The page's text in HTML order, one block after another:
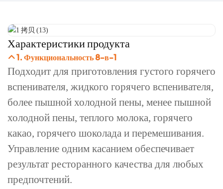
Характеристики продукта
1. Функциональность 8-в-1
Подходит для приготовления густого горячего
вспенивателя, жидкого горячего вспенивателя,
более пышной холодной пены, менее пышной
холодной пены, теплого молока, горячего
какао, горячего шоколада и перемешивания.
Управление одним касанием обеспечивает
результат ресторанного качества для любых
предпочтений.